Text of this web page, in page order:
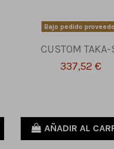
Bajo pedido
CUSTOM TAKA-
337,52 €
AÑADIR AL